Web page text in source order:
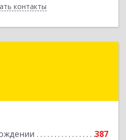
контакты
Назад
387
Иваново г, Жарова ул,